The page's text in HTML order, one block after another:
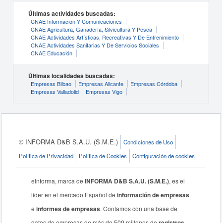
Últimas actividades buscadas:
CNAE Información Y Comunicaciones
CNAE Agricultura, Ganadería, Silvicultura Y Pesca
CNAE Actividades Artísticas, Recreativas Y De Entrenimiento
CNAE Actividades Sanitarias Y De Servicios Sociales
CNAE Educación
Últimas localidades buscadas:
Empresas Bilbao Empresas Alicante
Empresas Córdoba
Empresas Valladolid
Empresas Vigo
© INFORMA D&B S.A.U. (S.M.E.)
Condiciones de Uso
Política de Privacidad
Política de Cookies Configuración de cookies
eInforma, marca deINFORMA D&B S.A.U. (S.M.E.), es el
líder en el mercado Español deinformación de empresas
einformes de empresas. Contamos con una base de